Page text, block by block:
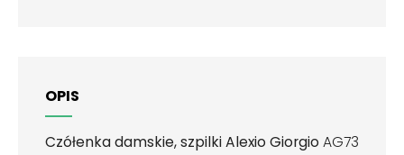
OPIS
Czółenka damskie, szpilki Alexio Giorgio AG73